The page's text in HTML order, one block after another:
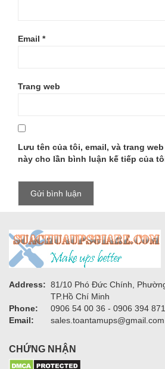
Email *
Trang web
Lưu tên của tôi, email, và trang
này cho lần bình luận kế tiếp của
Address: 81/10 Phó Đức Chính,
TP.Hồ Chí Minh
Phone:
0906 54 00 36 - 0906 394
Email:
sales.toantamups@gmail.com
CHỨNG NHẬN